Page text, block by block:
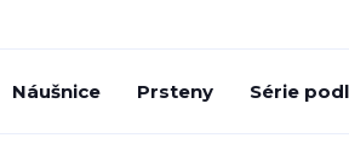
Náušnice Prsteny Série